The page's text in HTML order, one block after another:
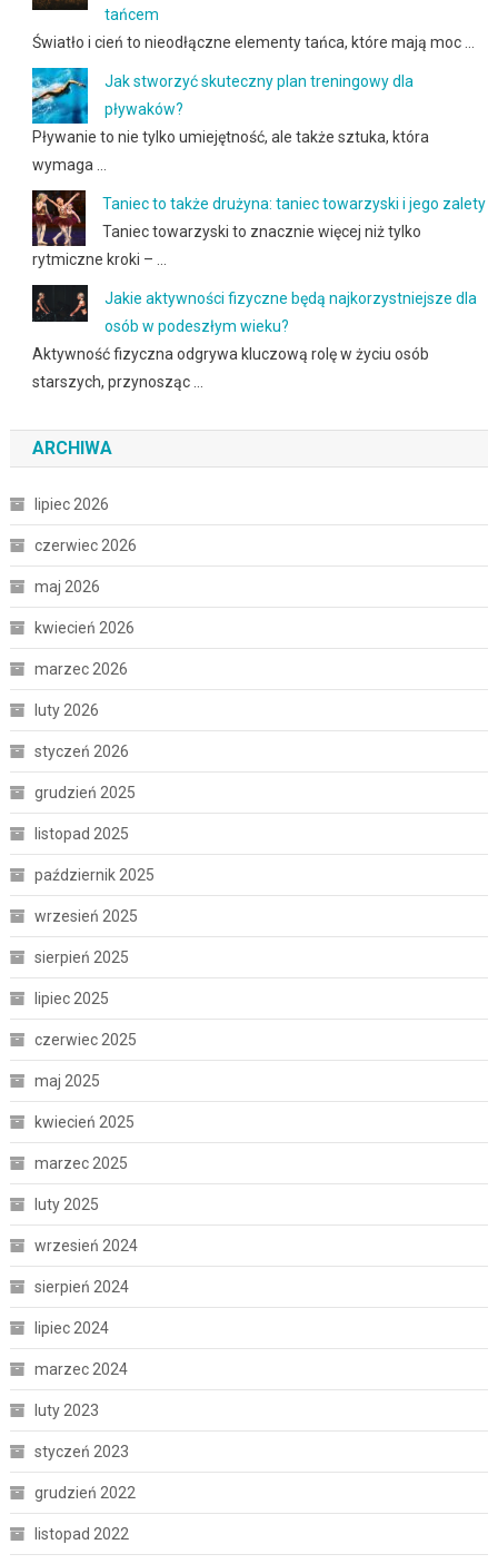
tańcem
Światło i cień to nieodłączne elementy tańca, które mają moc …
Jak stworzyć skuteczny plan treningowy dla
pływaków?
Pływanie to nie tylko umiejętność, ale także sztuka, która
wymaga …
Taniec to także drużyna: taniec towarzyski i jego zalety
Taniec towarzyski to znacznie więcej niż tylko
rytmiczne kroki – …
Jakie aktywności fizyczne będą najkorzystniejsze dla
osób w podeszłym wieku?
Aktywność fizyczna odgrywa kluczową rolę w życiu osób
starszych, przynosząc …
ARCHIWA
lipiec 2026
czerwiec 2026
maj 2026
kwiecień 2026
marzec 2026
luty 2026
styczeń 2026
grudzień 2025
listopad 2025
październik 2025
wrzesień 2025
sierpień 2025
lipiec 2025
czerwiec 2025
maj 2025
kwiecień 2025
marzec 2025
luty 2025
wrzesień 2024
sierpień 2024
lipiec 2024
marzec 2024
luty 2023
styczeń 2023
grudzień 2022
listopad 2022